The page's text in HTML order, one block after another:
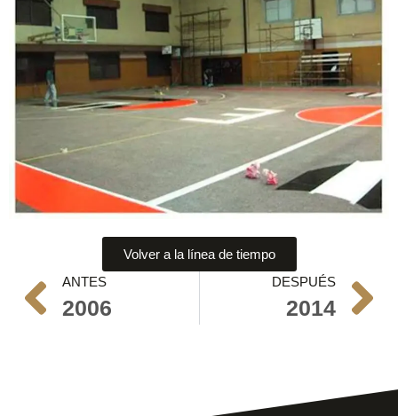
Volver a la línea de tiempo
ANTES
2006
DESPUÉS
2014